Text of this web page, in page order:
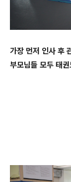
가장 먼저 인사 후
부모님들 모두 태